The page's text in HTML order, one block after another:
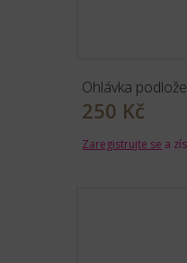
Ohlávka
250 Kč
Zaregistrujte se a